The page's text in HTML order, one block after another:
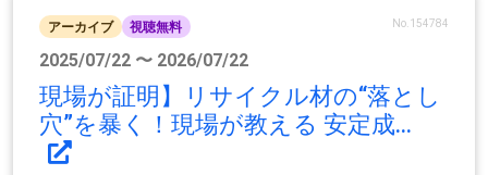
アーカイブ 視聴無料 No.154784
2025/07/22 〜 2026/07/22
現場が証明】リサイクル材の“落とし
穴”を暴く！現場が教える 安定成...